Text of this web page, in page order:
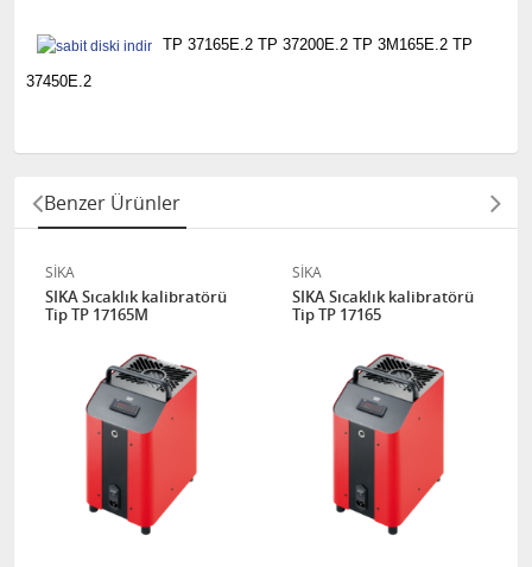
TP 37165E.2 TP 37200E.2 TP 3M165E.2 TP
37450E.2
Benzer Ürünler
SİKA
SIKA Sıcaklık kalibratörü
Tip TP 17165M
SİKA
SIKA Sıcaklık kalibratörü
Tip TP 17165